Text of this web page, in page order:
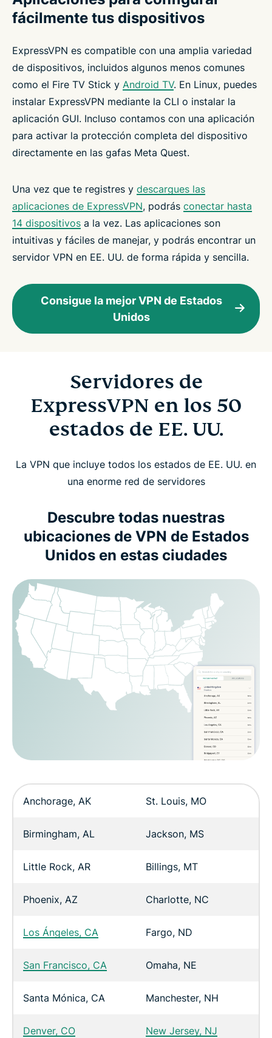
fácilmente tus dispositivos
ExpressVPN es compatible con una amplia variedad
de dispositivos, incluidos algunos menos comunes
como el Fire TV Stick y Android TV. En Linux, puedes
instalar ExpressVPN mediante la CLI o instalar la
aplicación GUI. Incluso contamos con una aplicación
para activar la protección completa del dispositivo
directamente en las gafas Meta Quest.
Una vez que te registres y descargues las
aplicaciones de ExpressVPN, podrás conectar hasta
14 dispositivos a la vez. Las aplicaciones son
intuitivas y fáciles de manejar, y podrás encontrar un
servidor VPN en EE. UU. de forma rápida y sencilla.
Consigue la mejor VPN de Estados
Unidos
Servidores de
ExpressVPN en los 50
estados de EE. UU.
La VPN que incluye todos los estados de EE. UU. en
una enorme red de servidores
Descubre todas nuestras
ubicaciones de VPN de Estados
Unidos en estas ciudades
Anchorage, AK St. Louis, MO
Birmingham, AL Jackson, MS
Little Rock, AR Billings, MT
Phoenix, AZ Charlotte, NC
Los Ángeles, CA Fargo, ND
San Francisco, CA Omaha, NE
Santa Mónica, CA Manchester, NH
Denver, CO New Jersey, NJ